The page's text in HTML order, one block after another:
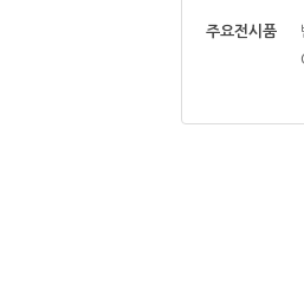
주요전시품